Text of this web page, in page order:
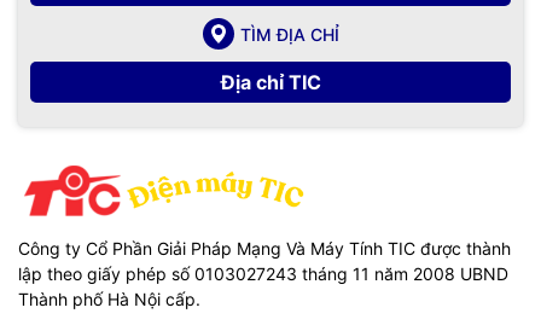
TÌM ĐỊA CHỈ
Địa chỉ TIC
Công ty Cổ Phần Giải Pháp Mạng Và Máy Tính TIC được thành
lập theo giấy phép số 0103027243 tháng 11 năm 2008 UBND
Thành phố Hà Nội cấp.